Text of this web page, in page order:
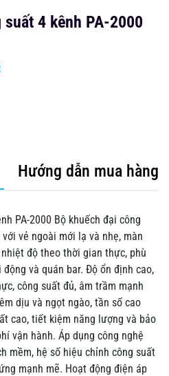
4 kênh PA-2000
Hướng dẫn mua hàng
PA-2000 Bộ khuếch đại công
vẻ ngoài mới lạ và nhẹ, màn
độ theo thời gian thực, phù
và quán bar. Độ ổn định cao,
công suất đủ, âm trầm mạnh
dịu và ngọt ngào, tần số cao
cao, tiết kiệm năng lượng và bảo
vận hành. Áp dụng công nghệ
mềm, hệ số hiệu chỉnh công suất
mạnh mẽ. Hoạt động điện áp